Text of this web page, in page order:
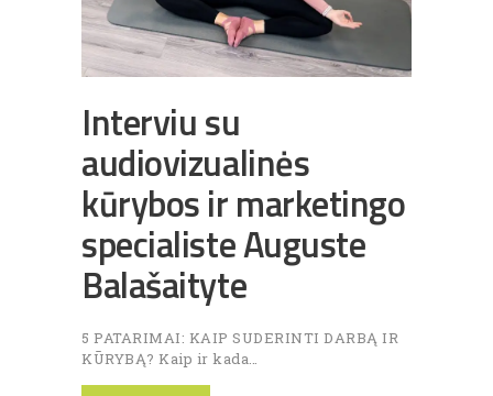
Interviu su
audiovizualinės
kūrybos ir marketingo
specialiste Auguste
Balašaityte
5 PATARIMAI: KAIP SUDERINTI DARBĄ IR
KŪRYBĄ? Kaip ir kada…